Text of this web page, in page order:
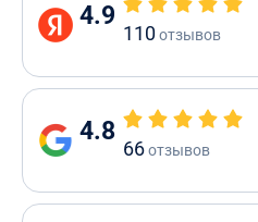
4.9
110отзывов
4.8
66отзывов